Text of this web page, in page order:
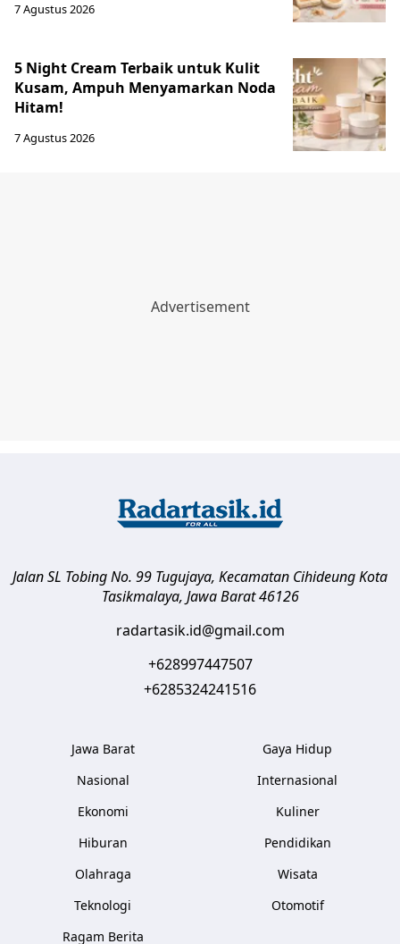
7 Agustus 2026
5 Night Cream Terbaik untuk Kulit
Kusam, Ampuh Menyamarkan Noda
Hitam!
7 Agustus 2026
Jalan SL Tobing No. 99 Tugujaya, Kecamatan CihideungKota
Tasikmalaya, Jawa Barat 46126
radartasik.id@gmail.com
+628997447507
+6285324241516
Jawa Barat
Nasional
Ekonomi
Hiburan
Olahraga
Teknologi
Ragam Berita
Gaya Hidup
Internasional
Kuliner
Pendidikan
Wisata
Otomotif